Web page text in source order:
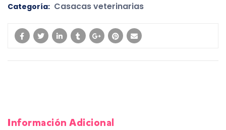
Categoría: Casacas veterinarias
Información Adicional